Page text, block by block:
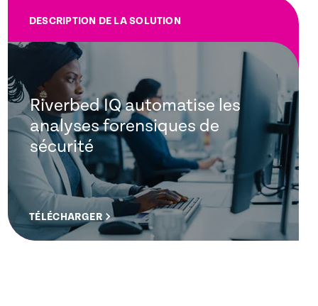
DESCRIPTION DE LA SOLUTION
Riverbed IQ automatise les
analyses forensiques de
sécurité
TÉLÉCHARGER